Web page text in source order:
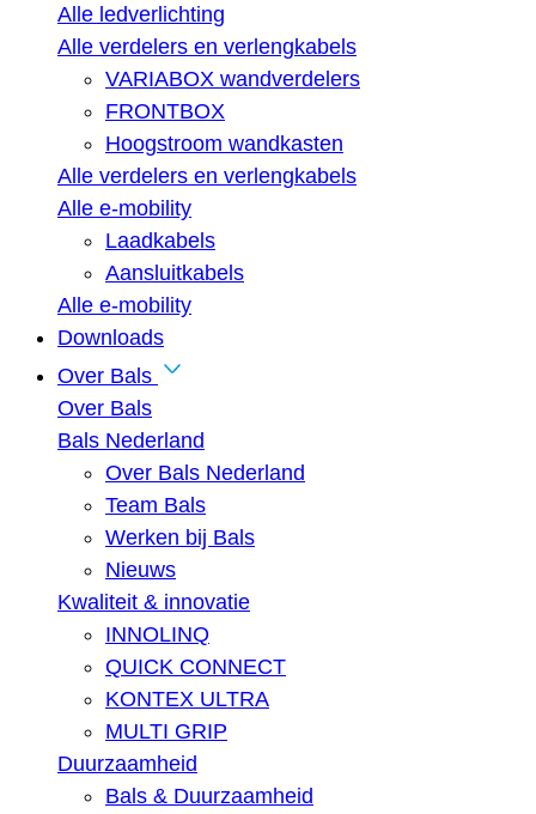
Alle ledverlichting
Alle verdelers en verlengkabels
VARIABOX wandverdelers
FRONTBOX
Hoogstroom wandkasten
Alle verdelers en verlengkabels
Alle e-mobility
Laadkabels
Aansluitkabels
Alle e-mobility
Downloads
Over Bals
Over Bals
Bals Nederland
Over Bals Nederland
Team Bals
Werken bij Bals
Nieuws
Kwaliteit & innovatie
INNOLINQ
QUICK CONNECT
KONTEX ULTRA
MULTI GRIP
Duurzaamheid
Bals & Duurzaamheid